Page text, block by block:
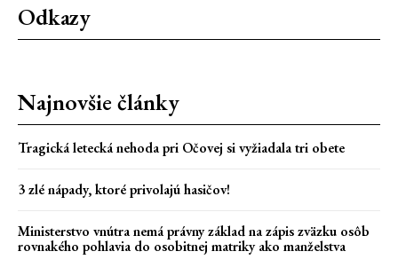
Odkazy
Najnovšie články
Tragická letecká nehoda pri Očovej si vyžiadala tri obete
3 zlé nápady, ktoré privolajú hasičov!
Ministerstvo vnútra nemá právny základ na zápis zväzku osôb
rovnakého pohlavia do osobitnej matriky ako manželstva